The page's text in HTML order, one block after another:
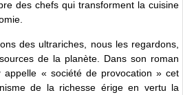
des chefs qui transforment la cuisine
des ultrariches, nous les regardons,
de la planète. Dans son roman
appelle « société de provocation » cet
de la richesse érige en vertu la